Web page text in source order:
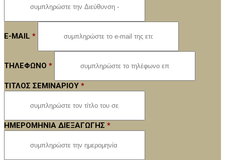
E-MAIL *
ΤΗΛΕΦΩΝΟ *
ΤΙΤΛΟΣ ΣΕΜΙΝΑΡΙΟΥ *
ΗΜΕΡΟΜΗΝΙΑ ΔΙΕΞΑΓΩΓΗΣ *